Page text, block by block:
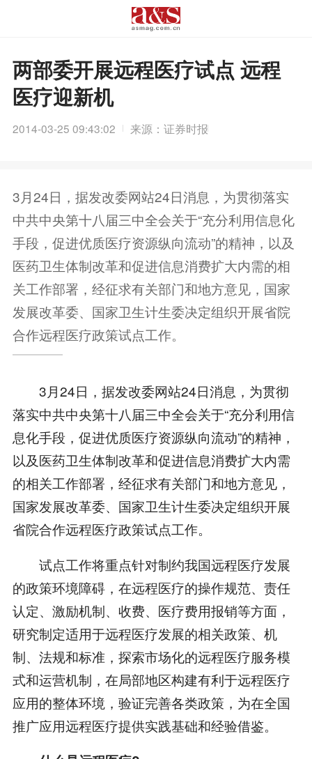
两部委开展远程医疗试点 远程
医疗迎新机
2014-03-25 09:43:02 来源：证券时报
3月24日，据发改委网站24日消息，为贯彻落实
中共中央第十八届三中全会关于“充分利用信息化
手段，促进优质医疗资源纵向流动”的精神，以及
医药卫生体制改革和促进信息消费扩大内需的相
关工作部署，经征求有关部门和地方意见，国家
发展改革委、国家卫生计生委决定组织开展省院
合作远程医疗政策试点工作。
3月24日，据发改委网站24日消息，为贯彻
落实中共中央第十八届三中全会关于“充分利用信
息化手段，促进优质医疗资源纵向流动”的精神，
以及医药卫生体制改革和促进信息消费扩大内需
的相关工作部署，经征求有关部门和地方意见，
国家发展改革委、国家卫生计生委决定组织开展
省院合作远程医疗政策试点工作。
试点工作将重点针对制约我国远程医疗发展
的政策环境障碍，在远程医疗的操作规范、责任
认定、激励机制、收费、医疗费用报销等方面，
研究制定适用于远程医疗发展的相关政策、机
制、法规和标准，探索市场化的远程医疗服务模
式和运营机制，在局部地区构建有利于远程医疗
应用的整体环境，验证完善各类政策，为在全国
推广应用远程医疗提供实践基础和经验借鉴。